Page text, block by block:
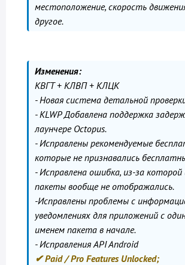
местоположение, скорость
другое.
Изменения:
КВГТ + КЛВП + КЛЦК
- Новая система детальной
- KLWP Добавлена поддержка
лаунчере Octopus.
- Исправлены рекомендуемые
которые не признавались
- Исправлена ошибка, из-за
пакеты вообще не отображались.
-Исправлены проблемы с
уведомлениях для приложений с
именем пакета в начале.
- Исправления API Android
✔ Paid / Pro Features Unlocked;